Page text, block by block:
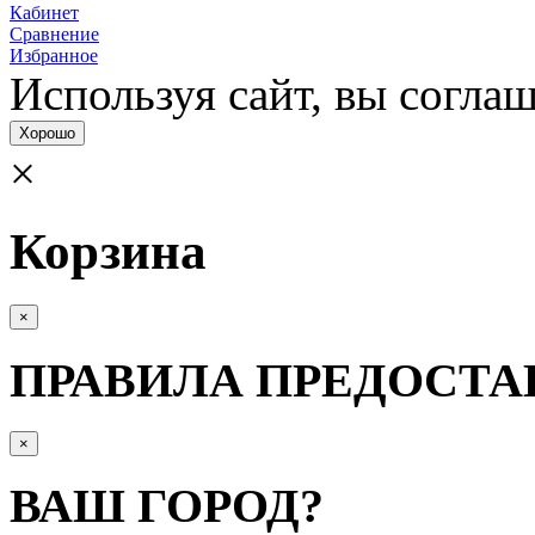
Кабинет
Сравнение
Избранное
Используя сайт, вы
Хорошо
×
Корзина
×
ПРАВИЛА
×
ВАШ ГОРОД?